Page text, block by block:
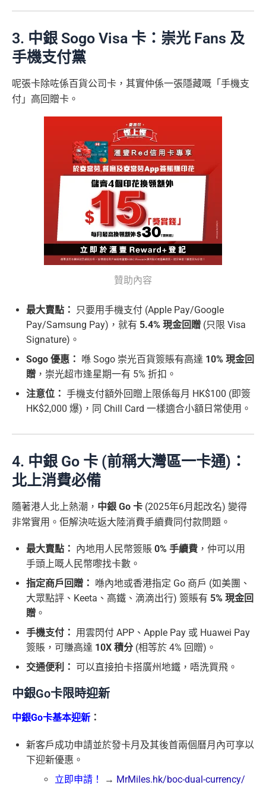
3. 中銀 Sogo Visa 卡：崇光 Fans 及
手機支付黨
呢張卡除咗係百貨公司卡，其實仲係一張隱藏嘅「手機支
付」高回贈卡。
贊助內容
最大賣點：
只要用手機支付 (Apple Pay/Google
Pay/Samsung Pay)，就有 5.4% 現金回贈 (只限 Visa
Signature)。
Sogo 優惠： 喺 Sogo 崇光百貨簽賬有高達 10% 現金回
贈 ，崇光超市逢星期一有 5% 折扣。
注意位： 手機支付額外回贈上限係每月 HK$100 (即簽
HK$2,000 爆)，同 Chill Card 一樣適合小額日常使用。
4. 中銀 Go 卡 (前稱大灣區一卡通)：
北上消費必備
隨著港人北上熱潮， 中銀 Go 卡 (2025年6月起改名) 變得
非常實用。佢解決咗返大陸消費手續費同付款問題。
最大賣點： 內地用人民幣簽賬 0% 手續費 ，仲可以用
手頭上嘅人民幣嚟找卡數。
指定商戶回贈： 喺內地或香港指定 Go 商戶 (如美團、
大眾點評、Keeta、高鐵、滴滴出行) 簽賬有 5% 現金回
贈 。
手機支付： 用雲閃付 APP、Apple Pay 或 Huawei Pay
簽賬，可賺高達 10X 積分 (相等於 4% 回贈)。
交通便利： 可以直接拍卡搭廣州地鐵，唔洗買飛。
中銀Go卡限時迎新
中銀Go卡基本迎新 ：
新客戶成功申請並於發卡月及其後首兩個曆月內可享以
下迎新優惠。
立即申請！
→ MrMiles.hk/boc-dual-currency/